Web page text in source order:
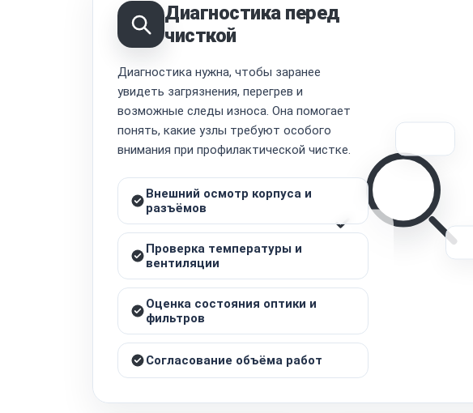
Диагностика перед
чисткой
Диагностика нужна, чтобы заранее
увидеть загрязнения, перегрев и
возможные следы износа. Она помогает
понять, какие узлы требуют особого
внимания при профилактической чистке.
Внешний осмотр корпуса и
разъёмов
Проверка температуры и
вентиляции
Оценка состояния оптики и
фильтров
Согласование объёма работ